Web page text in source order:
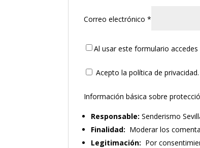
Correo electrónico*
Al usar este formulario
Acepto la política de privacidad.
Información básica sobre
Responsable: Senderismo
Finalidad: Moderar los
Legitimación: Por